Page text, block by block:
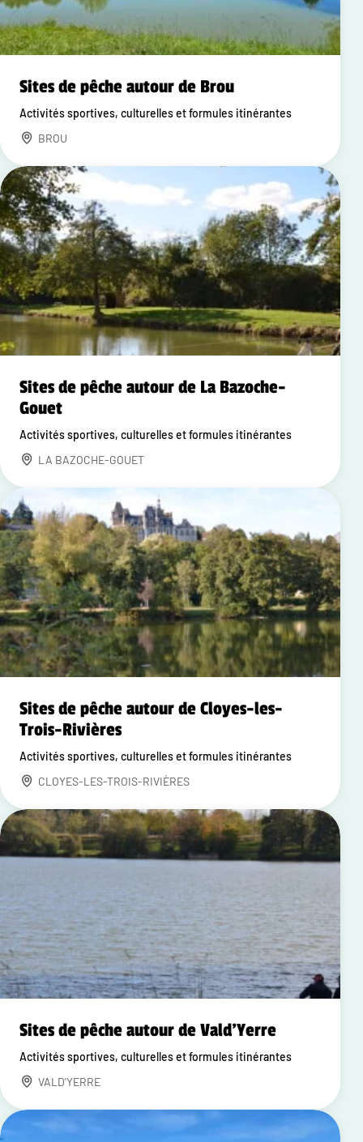
Sites de pêche autour de Brou
Activités sportives, culturelles et formules itinérantes
BROU
Sites de pêche autour de La Bazoche-
Gouet
Activités sportives, culturelles et formules itinérantes
LA BAZOCHE-GOUET
Sites de pêche autour de Cloyes-les-
Trois-Rivières
Activités sportives, culturelles et formules itinérantes
CLOYES-LES-TROIS-RIVIÈRES
Sites de pêche autour de Vald'Yerre
Activités sportives, culturelles et formules itinérantes
VALD'YERRE